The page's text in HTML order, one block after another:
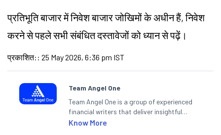
प्रतिभूति बाजार में निवेश बाजार जोखिमों के अधीन हैं, निवेश
करने से पहले सभी संबंधित दस्तावेजों को ध्यान से पढ़ें।
प्रकाशित: : 25 May 2026, 6:36 pm IST
Team Angel One
Team Angel One is a group of experienced
financial writers that deliver insightful
articles on the stock market, IPO, economy,
Know More